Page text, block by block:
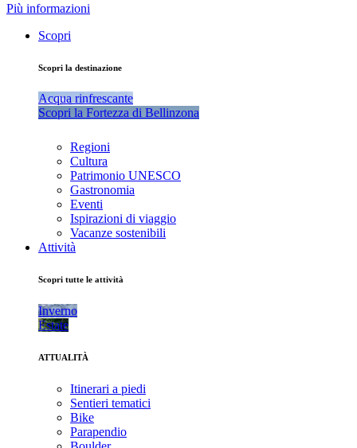
Più informazioni
Scopri
Scopri la destinazione
Acqua rinfrescante
Scopri la Fortezza di Bellinzona
Regioni
Cultura
Patrimonio UNESCO
Gastronomia
Eventi
Ispirazioni di viaggio
Vacanze sostenibili
Attività
Scopri tutte le attività
Inverno
Estate
ATTUALITÀ
Itinerari a piedi
Sentieri tematici
Bike
Parapendio